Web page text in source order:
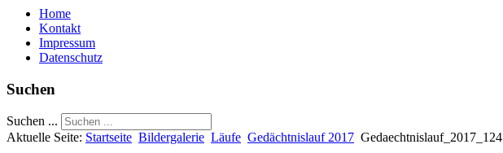
Home
Kontakt
Impressum
Datenschutz
Suchen
Suchen ...
Aktuelle Seite: Startseite Bildergalerie Läufe Gedächtnislauf 2017 Gedaechtnislauf_2017_124